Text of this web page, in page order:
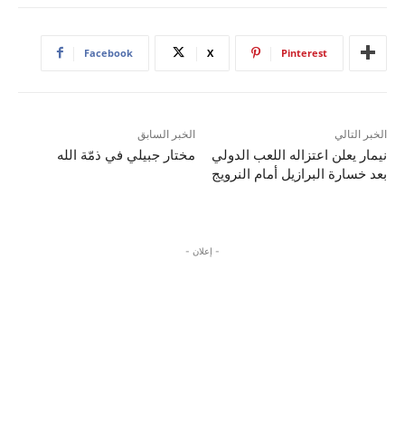
Facebook X Pinterest
الخبر السابق
مختار جبيلي في ذمّة الله
الخبر التالي
نيمار يعلن اعتزاله اللعب الدولي
بعد خسارة البرازيل أمام النرويج
- إعلان -